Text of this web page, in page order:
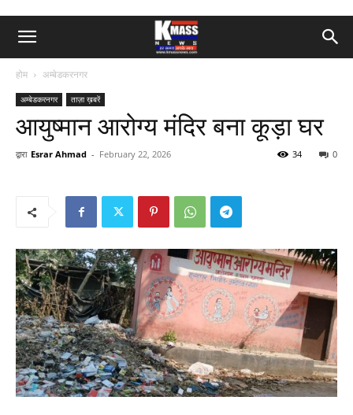
होम अम्बेडकरनगर
अम्बेडकरनगर ताज़ा ख़बरें
आयुष्मान आरोग्य मंदिर बना कूड़ा घर
द्वारा Esrar Ahmad - February 22, 2026 0
34